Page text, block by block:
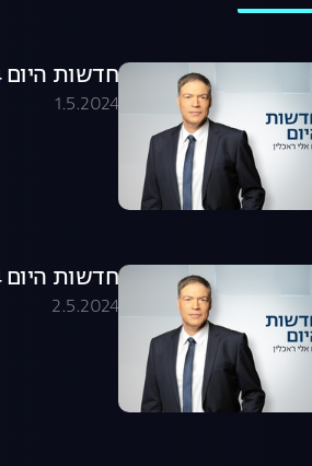
חדשות היום 01.05.24 - התכנית המלאה
1.5.2024
חדשות היום 02.05.24 - התכנית המלאה
2.5.2024